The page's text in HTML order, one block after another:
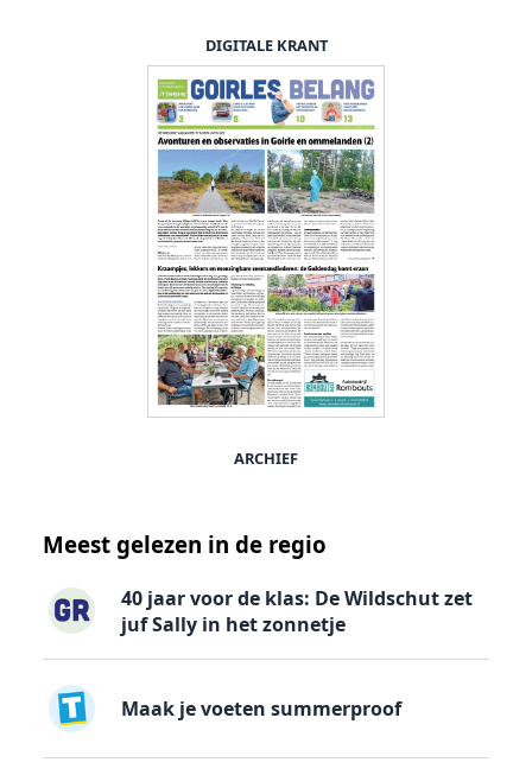
DIGITALE KRANT
ARCHIEF
Meest gelezen in de regio
40 jaar voor de klas: De Wildschut zet
juf Sally in het zonnetje
Maak je voeten summerproof